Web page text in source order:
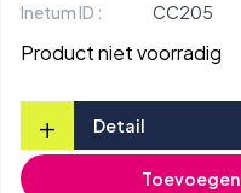
Inetum ID :
CC205
Product niet voorradig
+ Detail
Toevoegen